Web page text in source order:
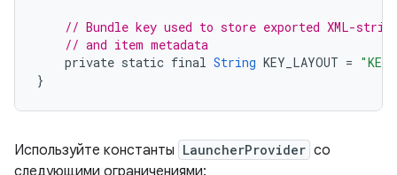
// Bundle key used to store exported XML-
// and item metadata
private static final String KEY_LAYOUT =
}
Используйте константы LauncherProvider со
следующими ограничениями: